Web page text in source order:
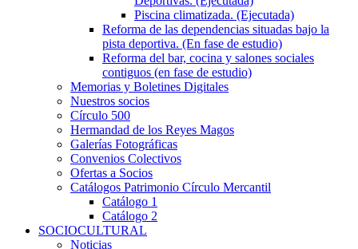
Piscina climatizada. (Ejecutada)
Reforma de las dependencias situadas bajo la
pista deportiva. (En fase de estudio)
Reforma del bar, cocina y salones sociales
contiguos (en fase de estudio)
Memorias y Boletines Digitales
Nuestros socios
Círculo 500
Hermandad de los Reyes Magos
Galerías Fotográficas
Convenios Colectivos
Ofertas a Socios
Catálogos Patrimonio Círculo Mercantil
Catálogo 1
Catálogo 2
SOCIOCULTURAL
Noticias